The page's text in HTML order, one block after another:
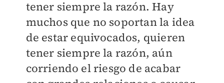
tener siempre la razón. Hay
muchos que no soportan la idea
de estar equivocados, quieren
tener siempre la razón, aún
corriendo el riesgo de acabar